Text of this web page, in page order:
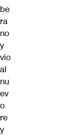
be
ra
no
y
vio
al
nu
ev
o
re
y